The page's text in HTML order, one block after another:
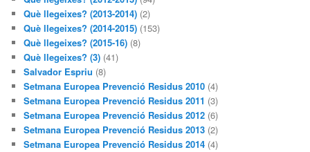
Què llegeixes? (2013-2014) (2)
Què llegeixes? (2014-2015) (153)
Què llegeixes? (2015-16) (8)
Què llegeixes? (3) (41)
Salvador Espriu (8)
Setmana Europea Prevenció Residus 2010 (4)
Setmana Europea Prevenció Residus 2011 (3)
Setmana Europea Prevenció Residus 2012 (6)
Setmana Europea Prevenció Residus 2013 (2)
Setmana Europea Prevenció Residus 2014 (4)